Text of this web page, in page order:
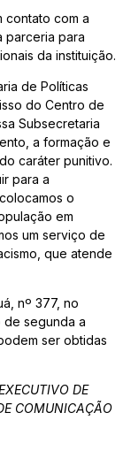
contato com a
parceria para
da instituição.
de Políticas
do Centro de
Subsecretaria
a formação e
caráter punitivo.
para a
o
em
um serviço de
que atende
nº 377, no
de segunda a
ser obtidas
DE
COMUNICAÇÃO